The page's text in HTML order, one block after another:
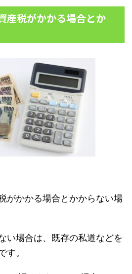
産税がかかる場合とか
がかかる場合とかからない場
い場合は、既存の私道などを
す。